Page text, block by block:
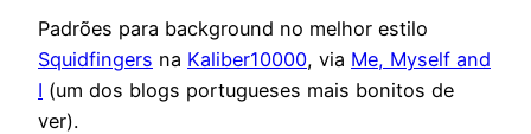
Padrões para background no melhor estilo
Squidfingers na Kaliber10000, via Me, Myself and
I (um dos blogs portugueses mais bonitos de
ver).